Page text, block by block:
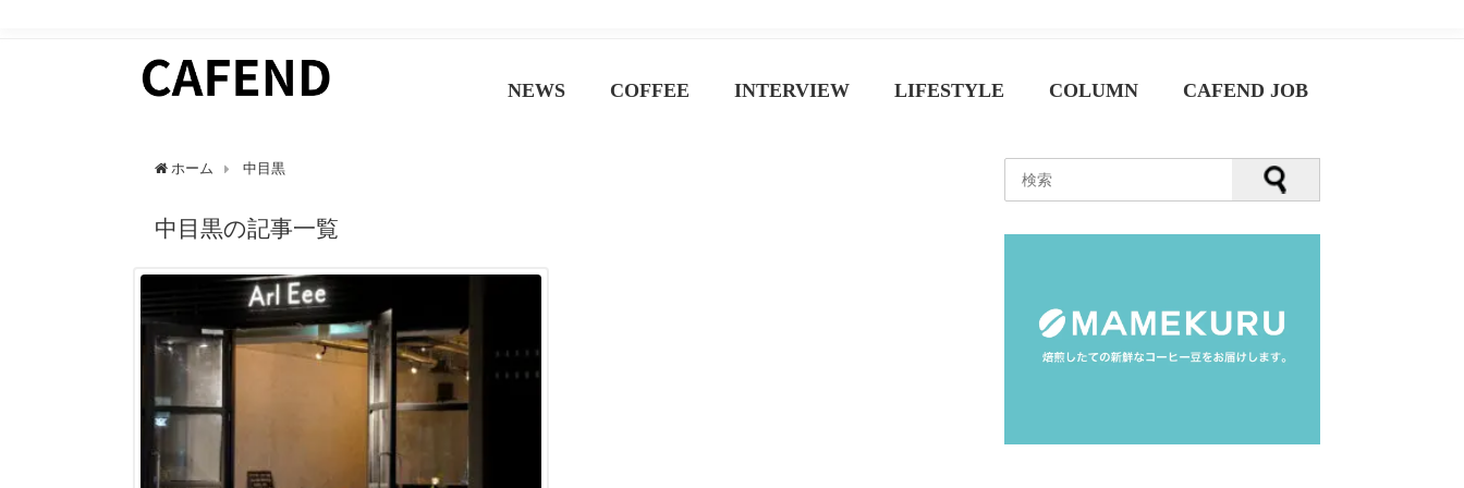
NEWS COFFEE INTERVIEW LIFESTYLE COLUMN CAFEND JOB
ホーム 中目黒
中目黒の記事一覧